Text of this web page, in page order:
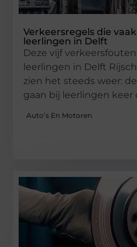
Verkeersregels die
leerlingen in Delft
Deze vijf
leerlingen in Delft
zien het steeds weer:
gaan bij leerlingen keer
Auto’s En Motoren